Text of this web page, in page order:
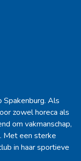
Spakenburg. Als
zowel horeca als
om vakmanschap,
Met een sterke
in haar sportieve